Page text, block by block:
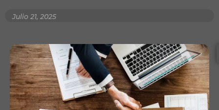
Julio 21, 2025